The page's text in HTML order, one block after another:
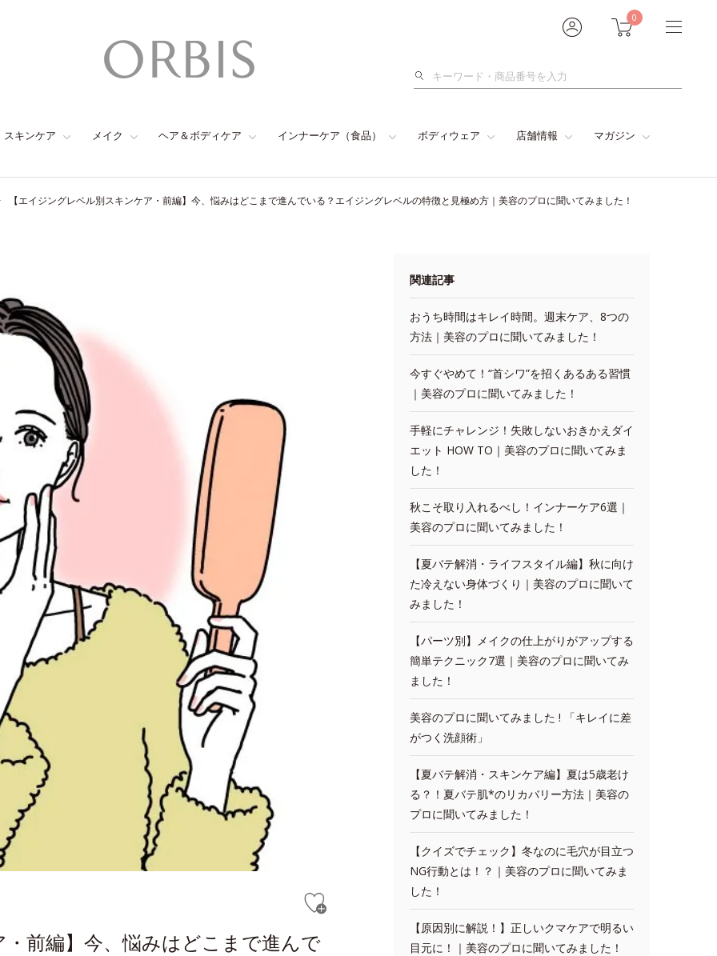
0
検
スキンケア メイク ヘア＆ボディケア インナーケア（食品） ボディウェア 店舗情報 マガジン
【エイジングレベル別スキンケア・前編】今、悩みはどこまで進んでいる？エイジングレベルの特徴と見極め方｜美容のプロに聞いてみました！
前編】今、悩みはどこまで進んで
関連記事
おうち時間はキレイ時間。週末ケア、8つの
方法｜美容のプロに聞いてみました！
今すぐやめて！“首シワ”を招くあるある習慣
｜美容のプロに聞いてみました！
手軽にチャレンジ！失敗しないおきかえダイ
エット HOW TO｜美容のプロに聞いてみま
した！
秋こそ取り入れるべし！インナーケア6選｜
美容のプロに聞いてみました！
【夏バテ解消・ライフスタイル編】秋に向け
た冷えない身体づくり｜美容のプロに聞いて
みました！
【パーツ別】メイクの仕上がりがアップする
簡単テクニック7選｜美容のプロに聞いてみ
ました！
美容のプロに聞いてみました ! 「キレイに差
がつく洗顔術」
【夏バテ解消・スキンケア編】夏は5歳老け
る？！夏バテ肌*のリカバリー方法｜美容の
プロに聞いてみました！
【クイズでチェック】冬なのに毛穴が目立つ
NG行動とは！？｜美容のプロに聞いてみま
した！
【原因別に解説！】正しいクマケアで明るい
目元に！｜美容のプロに聞いてみました！